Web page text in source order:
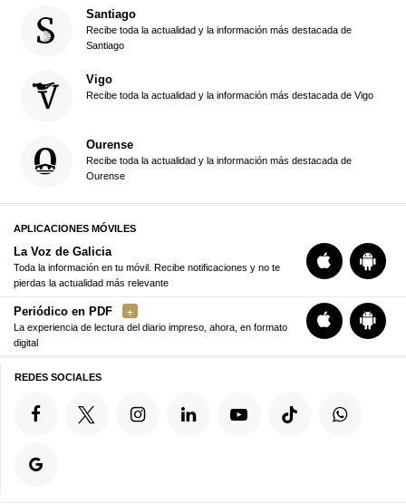
Santiago
Recibe toda la actualidad y la información más destacada de
Santiago
Vigo
Recibe toda la actualidad y la información más destacada de Vigo
Ourense
Recibe toda la actualidad y la información más destacada de
Ourense
APLICACIONES MÓVILES
La Voz de Galicia
Toda la información en tu móvil. Recibe notificaciones y no te
pierdas la actualidad más relevante
Periódico en PDF
La experiencia de lectura del diario impreso, ahora, en formato
digital
REDES SOCIALES